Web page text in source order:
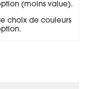
(moins value).
choix de couleurs